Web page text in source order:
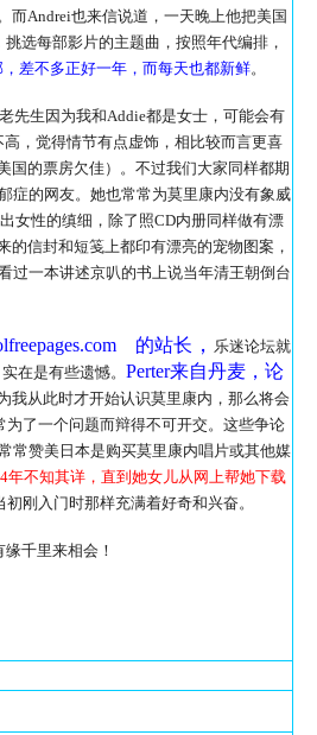
而Andrei也来信说道，一天晚上他把美国
选每部影片的主题曲，按照年代编排，
差不多正好一年，而每天也都新鲜。
先生因为我和Addie都是女士，可能会有
，觉得情节有点虚饰，相比较而言更喜
国的票房欠佳）。不过我们大家同样都期
症的网友。她也常常为莫里康内没有象威
女性的缜细，除了照CD内册同样做有漂
信封和短笺上都印有漂亮的宠物图案，
过一本讲述京叭的书上说当年清王朝倒台
的站长 ， 乐迷论坛就
在是有些遗憾。 Perter来自丹麦，论
我从此时才开始认识莫里康内，那么将会
了一个问题而辩得不可开交。这些争论
常赞美日本是购买莫里康内唱片或其他媒
年不知其详，直到她女儿从网上帮她下载
初刚入门时那样充满着好奇和兴奋。
千里来相会！